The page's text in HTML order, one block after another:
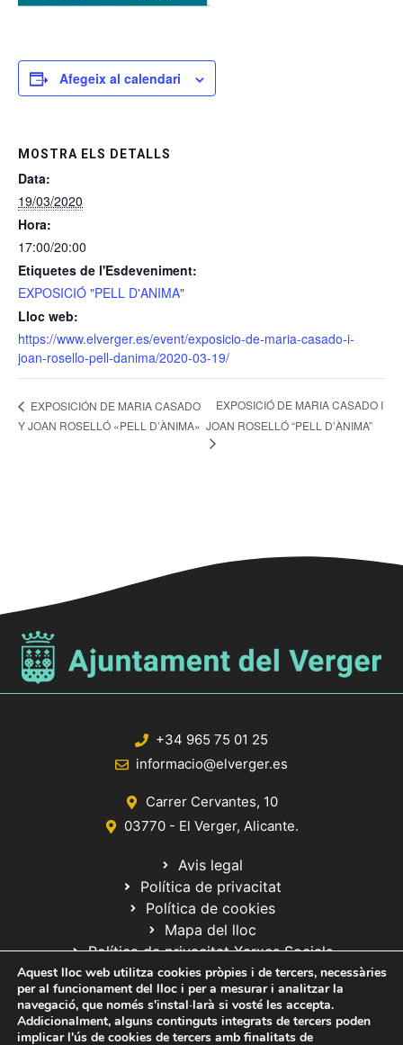
Afegeix al calendari
MOSTRA ELS DETALLS
Data:
19/03/2020
Hora:
17:00/20:00
Etiquetes de l'Esdeveniment:
EXPOSICIÓ "PELL D'ANIMA"
Lloc web:
https://www.elverger.es/event/exposicio-de-maria-casado-i-
joan-rosello-pell-danima/2020-03-19/
EXPOSICIÓN DE MARIA CASADO
Y JOAN ROSELLÓ «PELL D’ÀNIMA»
EXPOSICIÓ DE MARIA CASADO I
JOAN ROSELLÓ “PELL D’ÀNIMA”
+34 965 75 01 25
informacio@elverger.es
Carrer Cervantes, 10
03770 - El Verger, Alicante.
Avis legal
Política de privacitat
Política de cookies
Mapa del lloc
Política de privacitat Xarxes Socials
Aquest lloc web utilitza cookies pròpies i de tercers, necessàries
per al funcionament del lloc i per a mesurar i analitzar la
navegació, que només s'instal·larà si vosté les accepta.
Addicionalment, alguns continguts integrats de tercers poden
implicar l'ús de cookies de tercers amb finalitats de